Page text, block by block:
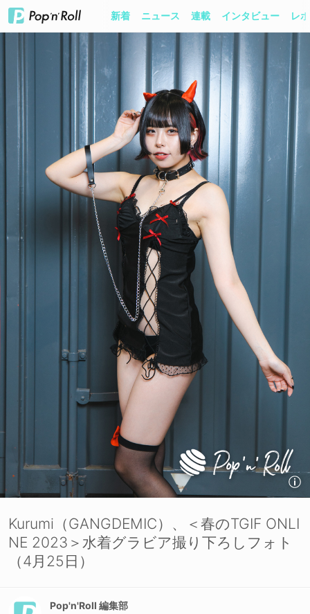
新着 ニュース 連載 インタビュー レ
Kurumi（GANGDEMIC）、＜春のTGIF ONLI
NE 2023＞水着グラビア撮り下ろしフォト
（4月25日）
Pop'n'Roll 編集部